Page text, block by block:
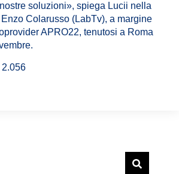
soluzioni», spiega Lucii nella
Colarusso (LabTv), a margine
APRO22, tenutosi a Roma
2.056